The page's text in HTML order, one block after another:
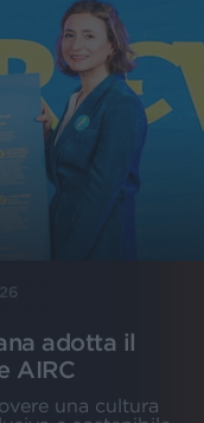
adotta il
AIRC
una cultura